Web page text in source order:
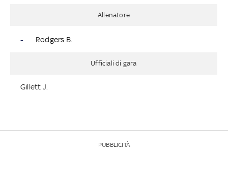
Allenatore
- Rodgers B.
Ufficiali di gara
Gillett J.
PUBBLICITÀ